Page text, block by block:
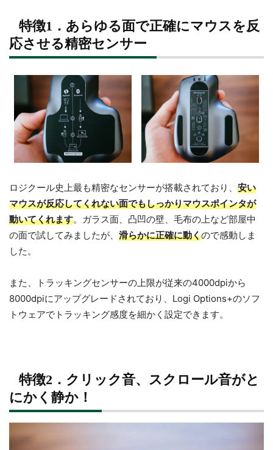
特徴1．あらゆる面で正確にマウスを反
応させる精密センサー
ロジクール史上最も精密なセンサーが搭載されており、 安い
マウスが反応してくれない面でもしっかりマウスポインタが
動いてくれます。ガラス面、凸凹の壁、毛布の上など部屋中
の面で試してみましたが、 滑らかに正確に動くので感動しま
した。
また、トラッキングセンサーの上限が従来の4000dpiから
8000dpiにアップグレードされており、Logi Options+のソフ
トウェアでトラッキング感度を細かく設定できます。
特徴2．クリック音、スクロール音がと
にかく静か！